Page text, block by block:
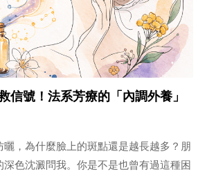
信號！法系芳療的「內調外養」
，為什麼臉上的斑點還是越長越多？朋
色沈澱問我。你是不是也曾有過這種困